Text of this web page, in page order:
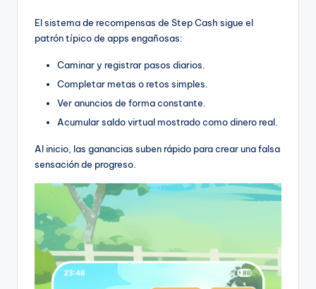
El sistema de recompensas de Step Cash sigue el
patrón típico de apps engañosas:
Caminar y registrar pasos diarios.
Completar metas o retos simples.
Ver anuncios de forma constante.
Acumular saldo virtual mostrado como dinero real.
Al inicio, las ganancias suben rápido para crear una falsa
sensación de progreso.